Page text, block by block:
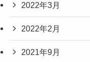
2022年3月
2022年2月
2021年9月